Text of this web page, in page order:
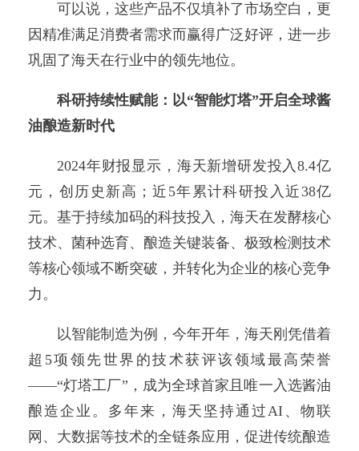
可以说，这些产品不仅填补了市场空白，更
因精准满足消费者需求而赢得广泛好评，进一步
巩固了海天在行业中的领先地位。
科研持续性赋能：以“智能灯塔”开启全球酱
油酿造新时代
2024年财报显示，海天新增研发投入8.4亿
元，创历史新高；近5年累计科研投入近38亿
元。基于持续加码的科技投入，海天在发酵核心
技术、菌种选育、酿造关键装备、极致检测技术
等核心领域不断突破，并转化为企业的核心竞争
力。
以智能制造为例，今年开年，海天刚凭借着
超5项领先世界的技术获评该领域最高荣誉
——“灯塔工厂”，成为全球首家且唯一入选酱油
酿造企业。多年来，海天坚持通过AI、物联
网、大数据等技术的全链条应用，促进传统酿造